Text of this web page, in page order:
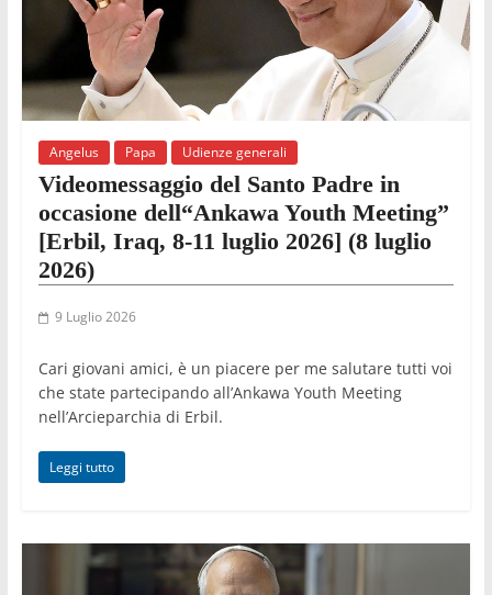
Angelus Papa Udienze generali
Videomessaggio del Santo Padre in
occasione dell“Ankawa Youth Meeting”
[Erbil, Iraq, 8-11 luglio 2026] (8 luglio
2026)
9 Luglio 2026
Cari giovani amici, è un piacere per me salutare tutti voi
che state partecipando all’Ankawa Youth Meeting
nell’Arcieparchia di Erbil.
Leggi tutto